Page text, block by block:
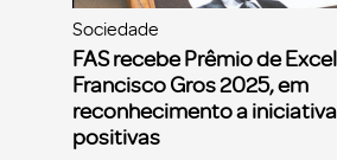
Sociedade
FAS recebe Prêmio de
Francisco Gros 2025, em
reconhecimento a
positivas